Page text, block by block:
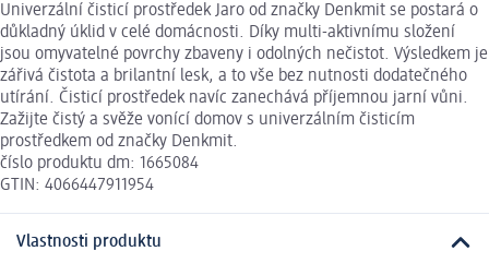
Univerzální čisticí prostředek Jaro od značky Denkmit se postará o
důkladný úklid v celé domácnosti. Díky multi-aktivnímu složení
jsou omyvatelné povrchy zbaveny i odolných nečistot. Výsledkem je
zářivá čistota a brilantní lesk, a to vše bez nutnosti dodatečného
utírání. Čisticí prostředek navíc zanechává příjemnou jarní vůni.
Zažijte čistý a svěže vonící domov s univerzálním čisticím
prostředkem od značky Denkmit.
číslo produktu dm: 1665084
GTIN: 4066447911954
Vlastnosti produktu